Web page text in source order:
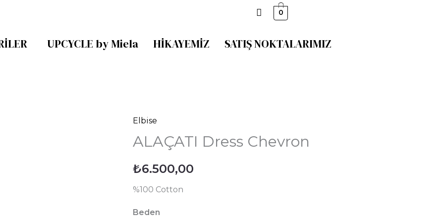
0
UPCYCLE by Miela HIKAYEMIZ SATIŞ NOKTALARIMIZ
Elbise
ALAÇATI Dress Chevron
₺6.500,00
%100 Cotton
Beden
ALAÇATI
Dress
adet